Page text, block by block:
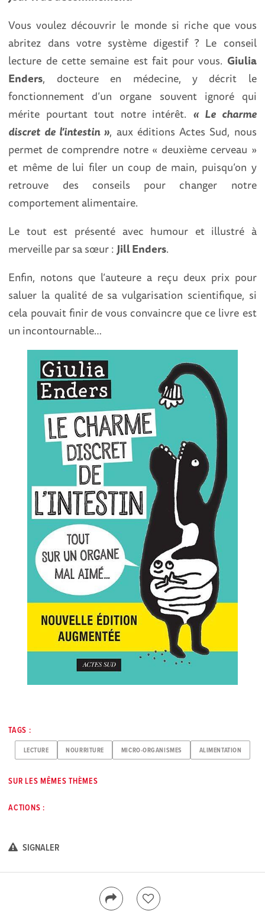
Vous voulez découvrir le monde si riche que vous
abritez dans votre système digestif ? Le conseil
lecture de cette semaine est fait pour vous. Giulia
Enders, docteure en médecine, y décrit le
fonctionnement d’un organe souvent ignoré qui
mérite pourtant tout notre intérêt. « Le charme
discret de l’intestin », aux éditions Actes Sud, nous
permet de comprendre notre « deuxième cerveau »
et même de lui filer un coup de main, puisqu’on y
retrouve des conseils pour changer notre
comportement alimentaire.
Le tout est présenté avec humour et illustré à
merveille par sa sœur : Jill Enders.
Enfin, notons que l’auteure a reçu deux prix pour
saluer la qualité de sa vulgarisation scientifique, si
cela pouvait finir de vous convaincre que ce livre est
un incontournable…
TAGS :
LECTURE NOURRITURE MICRO-ORGANISMES ALIMENTATION
SUR LES MÊMES THÈMES
ACTIONS :
SIGNALER